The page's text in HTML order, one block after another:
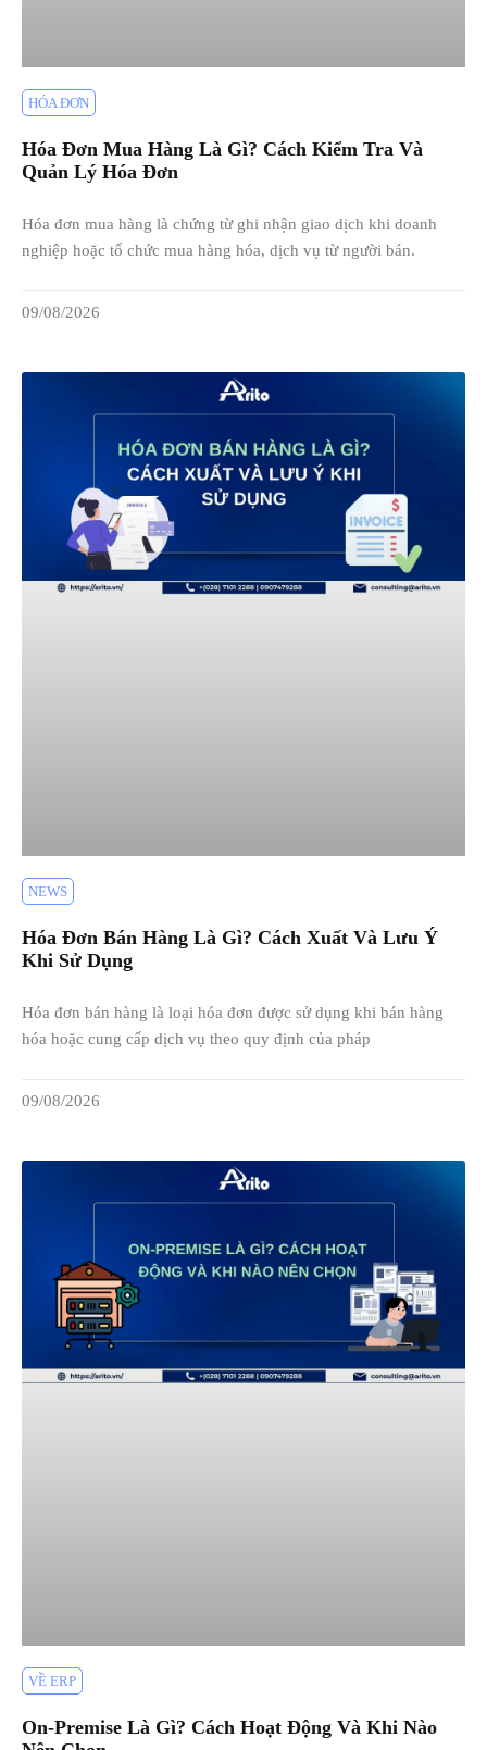
HÓA ĐƠN
Hóa Đơn Mua Hàng Là Gì? Cách Kiểm Tra Và
Quản Lý Hóa Đơn
Hóa đơn mua hàng là chứng từ ghi nhận giao dịch khi doanh
nghiệp hoặc tổ chức mua hàng hóa, dịch vụ từ người bán.
09/08/2026
NEWS
Hóa Đơn Bán Hàng Là Gì? Cách Xuất Và Lưu Ý
Khi Sử Dụng
Hóa đơn bán hàng là loại hóa đơn được sử dụng khi bán hàng
hóa hoặc cung cấp dịch vụ theo quy định của pháp
09/08/2026
VỀ ERP
On-Premise Là Gì? Cách Hoạt Động Và Khi Nào